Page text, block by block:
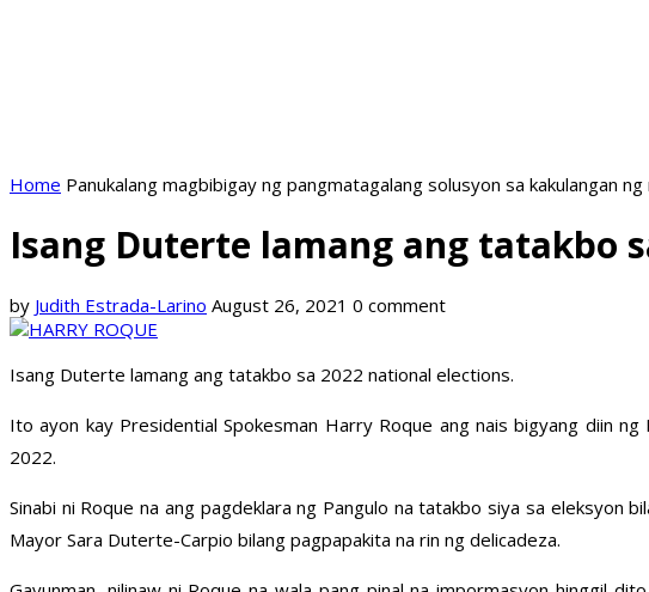
Home Panukalang magbibigay ng pangmatagalang solusyon sa kakulangan
Isang Duterte lamang ang tatakbo
by Judith Estrada-Larino August 26, 2021 0 comment
Isang Duterte lamang ang tatakbo sa 2022 national elections.
Ito ayon kay Presidential Spokesman Harry Roque ang nais bigyang diin
2022.
Sinabi ni Roque na ang pagdeklara ng Pangulo na tatakbo siya sa eleksyon
Mayor Sara Duterte-Carpio bilang pagpapakita na rin ng delicadeza.